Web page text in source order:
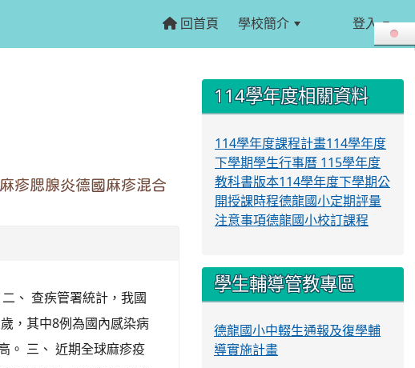
回首頁 學校簡介 登入
疹腮腺炎德國麻疹混合
、 查疾管署統計，我國
，其中8例為國內感染病
。 三、 近期全球麻疹疫
::: 114學年度相關資料
114學年度課程計畫114學年度
下學期學生行事曆 115學年度
教科書版本114學年度下學期公
開授課時程德龍國小定期評量
注意事項德龍國小校訂課程
學生輔導管教專區
德龍國小中輟生通報及復學輔
導實施計畫